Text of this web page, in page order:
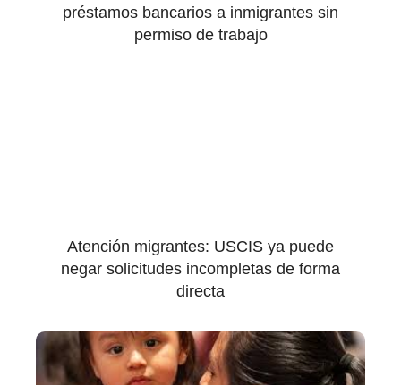
préstamos bancarios a inmigrantes sin
permiso de trabajo
Atención migrantes: USCIS ya puede
negar solicitudes incompletas de forma
directa